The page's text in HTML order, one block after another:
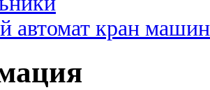
автомат кран